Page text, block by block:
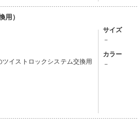
）
イストロックシステム交換用
サイズ
－
カラー
－